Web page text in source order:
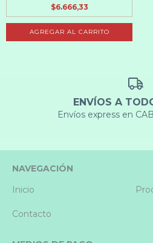
$6.666,33
AGREGAR AL CARRITO
ENVÍOS A
Envíos express en
NAVEGACIÓN
Inicio
Contacto